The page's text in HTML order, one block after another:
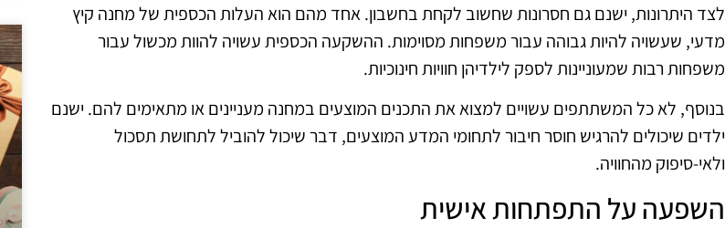
לצד היתרונות, ישנם גם חסרונות שחשוב לקחת בחשבון. אחד מהם הוא העלות הכספית של מחנה קיץ
מדעי, שעשויה להיות גבוהה עבור משפחות מסוימות. ההשקעה הכספית עשויה להוות מכשול עבור
משפחות רבות שמעוניינות לספק לילדיהן חוויות חינוכיות.
בנוסף, לא כל המשתתפים עשויים למצוא את התכנים המוצעים במחנה מעניינים או מתאימים להם. ישנם
ילדים שיכולים להרגיש חוסר חיבור לתחומי המדע המוצעים, דבר שיכול להוביל לתחושת תסכול
ולאי-סיפוק מהחוויה.
השפעה על התפתחות אישית